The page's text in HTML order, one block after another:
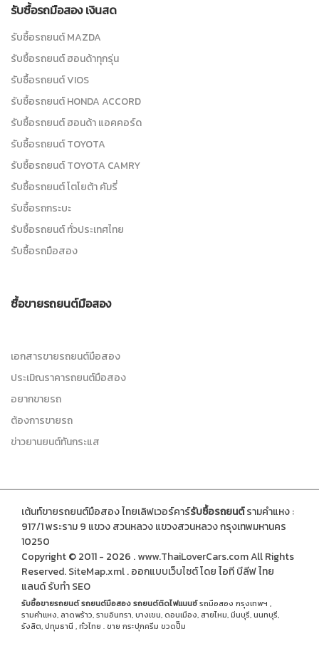
รับซื้อรถมือสอง เงินสด
รับซื้อรถยนต์ MAZDA
รับซื้อรถยนต์ ฮอนด้าทุกรุ่น
รับซื้อรถยนต์ VIOS
รับซื้อรถยนต์ HONDA ACCORD
รับซื้อรถยนต์ ฮอนด้า แอคคอร์ด
รับซื้อรถยนต์ TOYOTA
รับซื้อรถยนต์ TOYOTA CAMRY
รับซื้อรถยนต์ โตโยต้า คัมรี่
รับซื้อรถกระบะ
รับซื้อรถยนต์ ทั่วประเทศไทย
รับซื้อรถมือสอง
ซื้อขายรถยนต์มือสอง
เอกสารขายรถยนต์มือสอง
ประเมิณราคารถยนต์มือสอง
อยากขายรถ
ต้องการขายรถ
ข่าวยานยนต์ทันกระแส
เต้นท์ขายรถยนต์มือสอง ไทยเลิฟเวอร์คาร์รับซื้อรถยนต์รามคำแหง :
917/1 พระราม 9 แขวง สวนหลวง แขวงสวนหลวง กรุงเทพมหานคร
10250
Copyright © 2011 - 2026 .www.ThaiLoverCars.comAll Rights
Reserved.SiteMap.xml.ออกแบบเว็บไซต์โดย ไอที บีลีฟ ไทย
แลนด์รับทำ SEO
รับซื้อขายรถยนต์รถยนต์มือสองรถยนต์ติดไฟแนนซ์รถมือสอง กรุงเทพฯ ,
รามคำแหง, ลาดพร้าว, รามอินทรา, บางเขน, ดอนเมือง, สายไหม, มีนบุรี, นนทบุรี,
รังสิต, ปทุมธานี , ทั่วไทย . ขาย กระปุกครีม ขวดปั๊ม